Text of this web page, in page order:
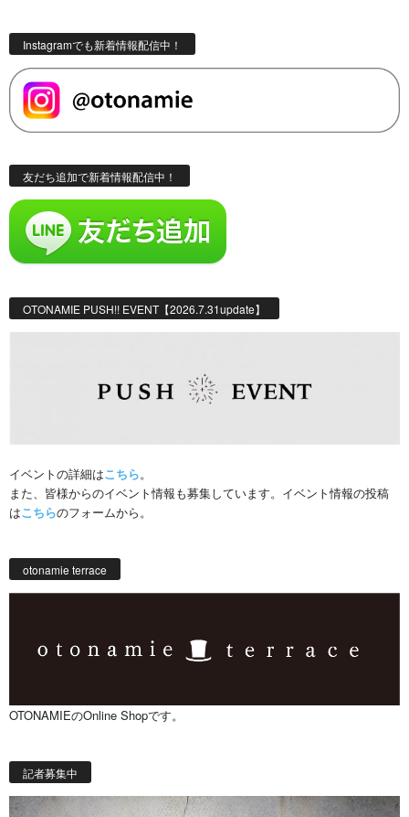
Instagramでも新着情報配信中！
友だち追加で新着情報配信中！
OTONAMIE PUSH!! EVENT【2026.7.31update】
イベントの詳細はこちら。
また、皆様からのイベント情報も募集しています。イベント情報の投稿
はこちらのフォームから。
otonamie terrace
OTONAMIEのOnline Shopです。
記者募集中